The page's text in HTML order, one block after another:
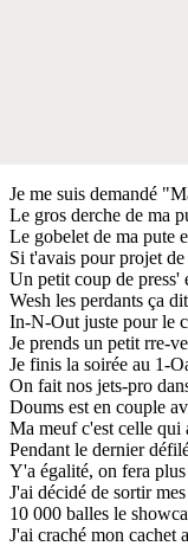
Je me suis demandé
Le gros derche de ma
Le gobelet de ma pute
Si t'avais pour projet de
Un petit coup de press'
Wesh les perdants ça
In-N-Out juste pour le
Je prends un petit rre-
Je finis la soirée au 1-
On fait nos jets-pro
Doums est en couple
Ma meuf c'est celle qui
Pendant le dernier
Y'a égalité, on fera
J'ai décidé de sortir
10 000 balles le
J'ai craché mon cachet